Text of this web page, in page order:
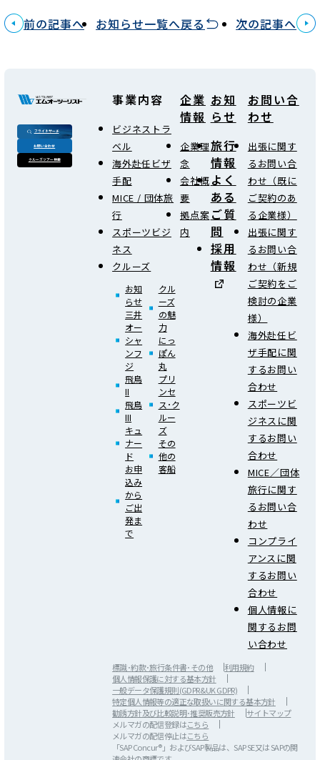
前の記事へ お知らせ一覧へ戻る 次の記事へ
フライトサーチ
お問い合わせ
クルーズツアー検索
事業内容
ビジネストラ
ベル
海外赴任ビザ
手配
MICE / 団体旅
行
スポーツビジ
ネス
クルーズ
お知
らせ
三井
オー
シャ
ンフ
ジ
飛鳥
II
飛鳥
III
キュ
ナー
ド
お申
込み
から
ご出
発ま
で
クル
ーズ
の魅
力
にっ
ぽん
丸
プリ
ンセ
ス･ク
ルー
ズ
その
他の
客船
企業
情報
企業理
念
会社概
要
拠点案
内
お知
らせ
旅行
情報
よく
ある
ご質
問
採用
情報
お問い合
わせ
出張に関す
るお問い合
わせ（既に
ご契約のあ
る企業様）
出張に関す
るお問い合
わせ（新規
ご契約をご
検討の企業
様）
海外赴任ビ
ザ手配に関
するお問い
合わせ
スポーツビ
ジネスに関
するお問い
合わせ
MICE／団体
旅行に関す
るお問い合
わせ
コンプライ
アンスに関
するお問い
合わせ
個人情報に
関するお問
い合わせ
標識･約款･旅行条件書･その他
利用規約
個人情報保護に対する基本方針
一般データ保護規則(GDPR&UK GDPR)
特定個人情報等の適正な取扱いに関する基本方針
勧誘方針及び比較説明･推奨販売方針
サイトマップ
メルマガの配信登録はこちら
メルマガの配信停止はこちら
「SAP Concur®」およびSAP製品は、SAP SE又は SAPの関